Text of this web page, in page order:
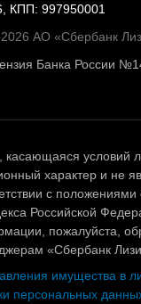
КПП: 997950001
АО «Сбербанк
Банка России
условий
характер и не
с положениями
Российской
пожалуйста,
«Сбербанк
имущества в
персональных